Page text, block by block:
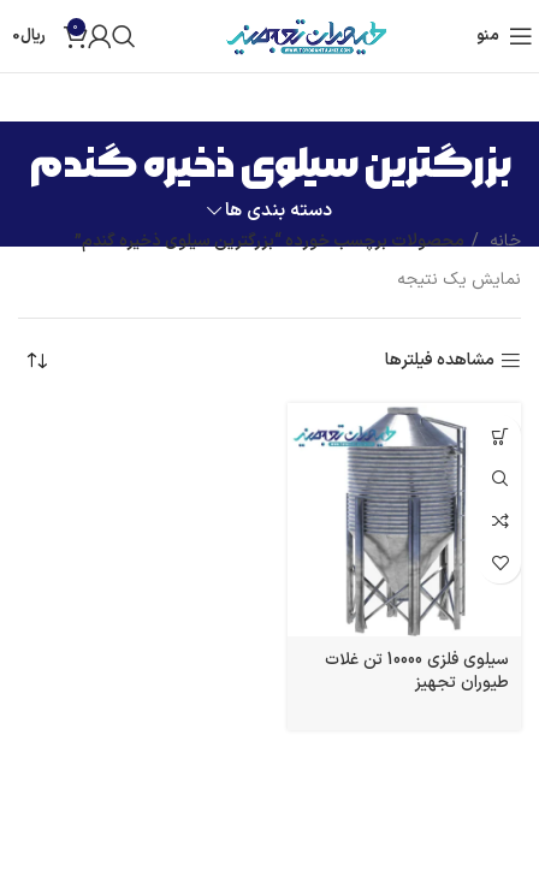
منو 0 ریال0
بزرگترین سیلوی ذخیره گندم
دسته بندی ها
خانه
محصولات برچسب خورده “بزرگترین سیلوی ذخیره گندم”
نمایش یک نتیجه
مشاهده فیلترها
سیلوی فلزی 10000 تن غلات
طیوران تجهیز